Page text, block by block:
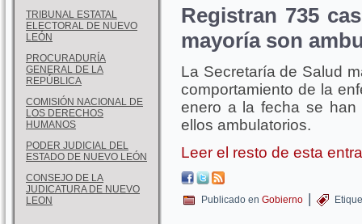
TRIBUNAL ESTATAL
ELECTORAL DE NUEVO
LEÓN
PROCURADURÍA
GENERAL DE LA
REPÚBLICA
COMISIÓN NACIONAL DE
LOS DERECHOS
HUMANOS
PODER JUDICIAL DEL
ESTADO DE NUEVO LEÓN
CONSEJO DE LA
JUDICATURA DE NUEVO
LEON
Registran 735
mayoría son
La Secretaría de Salud
comportamiento de la
enero a la fecha se han
ellos ambulatorios.
Leer el resto de esta
Publicado en Gobierno |